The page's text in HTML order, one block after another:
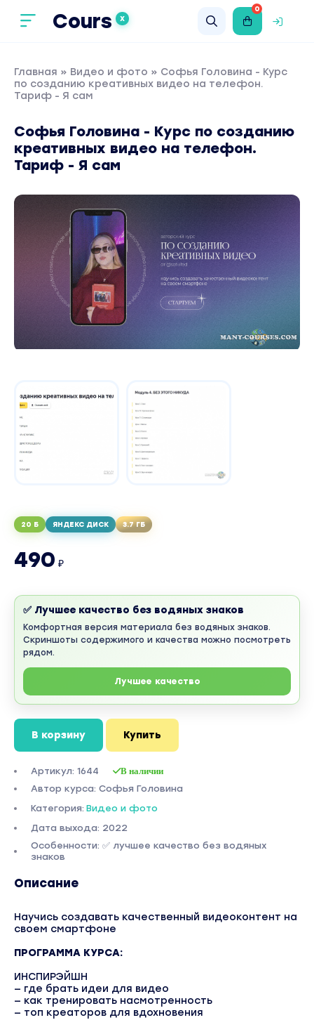
Cours X
0
Главная » Видео и фото » Софья Головина - Курс
по созданию креативных видео на телефон.
Тариф - Я сам
Софья Головина - Курс по созданию
креативных видео на телефон.
Тариф - Я сам
20 Б ЯНДЕКС ДИСК 3.7 ГБ
490 ₽
✅ Лучшее качество без водяных знаков
Комфортная версия материала без водяных знаков.
Скриншоты содержимого и качества можно посмотреть
рядом.
Лучшее качество
В корзину Купить
Артикул: 1644 В наличии
Автор курса: Софья Головина
Категория: Видео и фото
Дата выхода: 2022
Особенности: ✅ лучшее качество без водяных
знаков
Описание
Научись создавать качественный видеоконтент на
своем смартфоне
ПРОГРАММА КУРСА:
ИНСПИРЭЙШН
— где брать идеи для видео
— как тренировать насмотренность
— топ креаторов для вдохновения